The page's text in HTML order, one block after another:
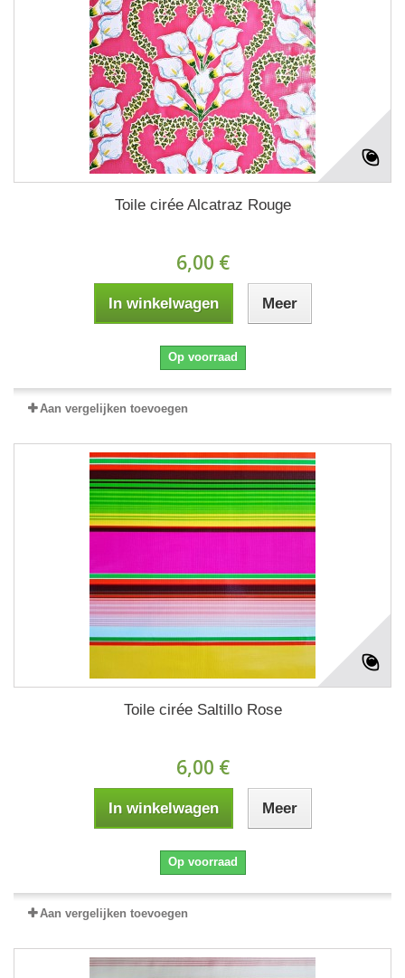
Toile cirée Alcatraz Rouge
6,00 €
In winkelwagen Meer
Op voorraad
Aan vergelijken toevoegen
Toile cirée Saltillo Rose
6,00 €
In winkelwagen Meer
Op voorraad
Aan vergelijken toevoegen